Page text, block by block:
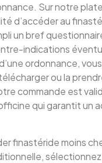
Sur notre
d’accéder au
un bref
indications
ordonnance,
ou la
commande est
qui garantit un
finastéride moins